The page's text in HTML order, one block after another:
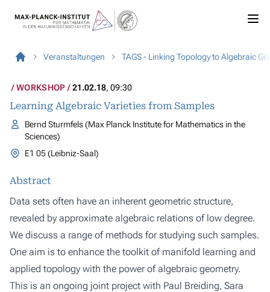
Veranstaltungen TAGS - Linking Topology to Algebraic
WORKSHOP 21.02.18, 09:30
Learning Algebraic Varieties from Samples
Bernd Sturmfels (Max Planck Institute for Mathematics in the
Sciences)
E1 05 (Leibniz-Saal)
Abstract
Data sets often have an inherent geometric structure,
revealed by approximate algebraic relations of low degree.
We discuss a range of methods for studying such samples.
One aim is to enhance the toolkit of manifold learning and
applied topology with the power of algebraic geometry.
This is an ongoing joint project with Paul Breiding, Sara